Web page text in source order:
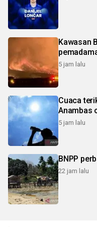
Kawasan
5 jam lalu
Cuaca
Anambas
5 jam lalu
BNPP
22 jam lalu